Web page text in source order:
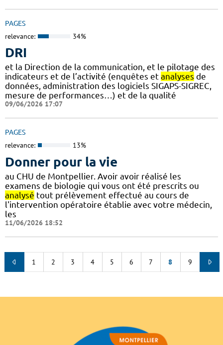
PAGES
relevance: 34%
DRI
et la Direction de la communication, et le pilotage des
indicateurs et de l’activité (enquêtes et analyses de
données, administration des logiciels SIGAPS-SIGREC,
mesure de performances…) et de la qualité
09/06/2026 17:07
PAGES
relevance: 13%
Donner pour la vie
au CHU de Montpellier. Avoir avoir réalisé les
examens de biologie qui vous ont été prescrits ou
analysé tout prélèvement effectué au cours de
l'intervention opératoire établie avec votre médecin,
les
11/06/2026 18:52
1 2 3 4 5 6 7 8 9